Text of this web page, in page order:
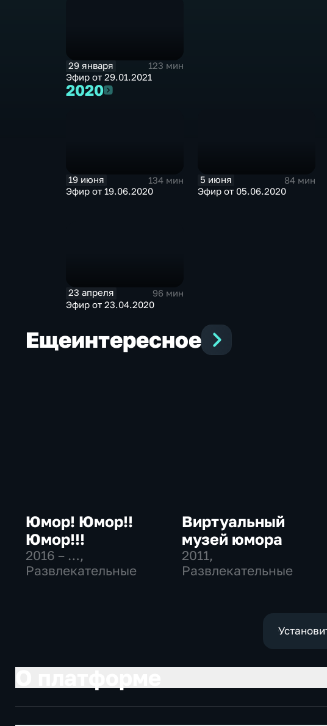
29 января
123 мин
Эфир от 29.01.2021
20202020
19 июня
134 мин
Эфир от 19.06.2020
5 июня
84 мин
Эфир от 05.06.2020
23 апреля
96 мин
Эфир от 23.04.2020
Ещеинтересное
Юмор! Юмор!!
Юмор!!!
2016 – …,
Развлекательные
Виртуальный
музей юмора
2011,
Развлекательные